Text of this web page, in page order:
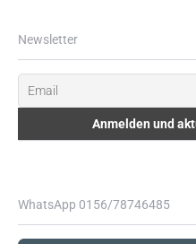
Newsletter
WhatsApp 0156/78746485